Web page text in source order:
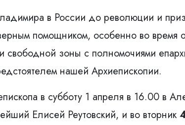
в России до революции и
помощником, особенно во время
свободной зоны с полномочиями
нашей Архиепископии.
в субботу 1 апреля в 16.00 в
Елисей Реутовский, и во вторник